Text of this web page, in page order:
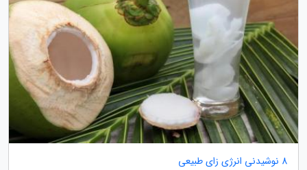
8 نوشیدنی انرژی زای طبیعی